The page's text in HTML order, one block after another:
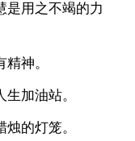
是用之不竭的力
神。
加油站。
的灯笼。